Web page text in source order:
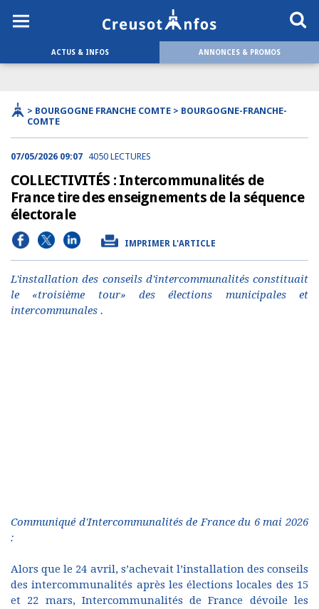
ACTUS & INFOS ANNONCES & PROMOS
> BOURGOGNE FRANCHE COMTE > BOURGOGNE-FRANCHE-
COMTE
07/05/2026 09:07 4050 LECTURES
COLLECTIVITÉS : Intercommunalités de
France tire des enseignements de la séquence
électorale
IMPRIMER L'ARTICLE
L'installation des conseils d'intercommunalités constituait
le «troisième tour» des élections municipales et
intercommunales .
Communiqué d'Intercommunalités de France du 6 mai 2026
:
Alors que le 24 avril, s’achevait l’installation des conseils
des intercommunalités après les élections locales des 15
et 22 mars, Intercommunalités de France dévoile les